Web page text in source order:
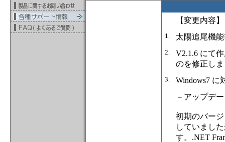
【変更内容】
1. 太陽追尾機
2.
V2.1.6 にて
のを修正し
3.
Windows7 に
－アップデ
初期のバー
していまし
す。.NET